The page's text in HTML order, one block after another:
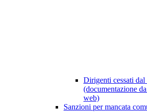
Dirigenti cessati
(documentazione
web)
Sanzioni per mancata